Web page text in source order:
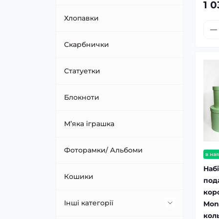
Аксесуари до кульок
Арка з кульок/ фотозони
Кульки класичні
Кульки цифри
Набори кульок
Написи з кульок
Тематичні кульки
Хлопавки
Cкарбнички
Статуетки
Блокноти
М’яка іграшка
Фоторамки/ Альбоми
Кошики
Інші категорії
1
в